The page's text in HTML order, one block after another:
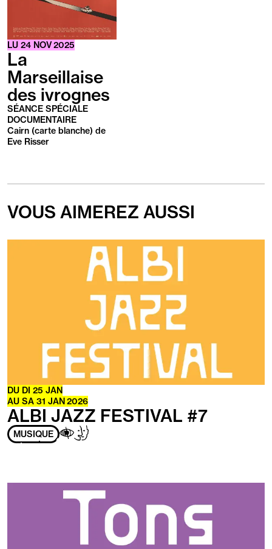
La
Marseillaise
des ivrognes
LU 24 NOV2025
SÉANCE SPÉCIALE
DOCUMENTAIRE
Cairn (carte blanche) de
Eve Risser
VOUS AIMEREZ AUSSI
ALBI JAZZ FESTIVAL #7
DU DI 25 JAN
AU SA 31 JAN2026
MUSIQUE Adapté
aux
handicaps
Aveugles
/
Handicap
mental